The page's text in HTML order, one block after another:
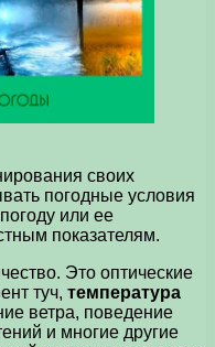
своих
погодные условия
или ее
показателям.
Это оптические
туч, температура
ветра, поведение
и многие другие